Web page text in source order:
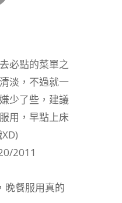
必點的菜單之
淡，不過就一
少了些，建議
用，早點上床
2011
晚餐服用真的